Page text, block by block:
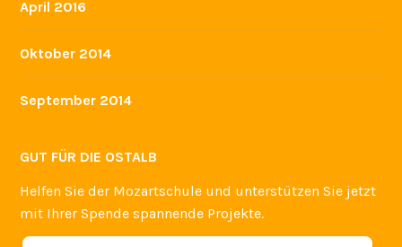
März 2018
Februar 2018
Juli 2017
Mai 2017